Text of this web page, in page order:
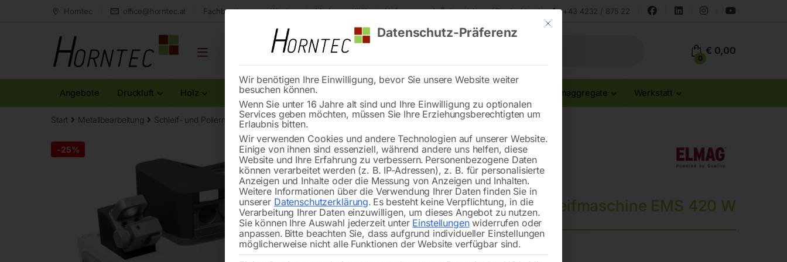
Horntec office@horntec.at Fachberatung aus Kärnten Markenqualität Lieferung nach Österreich und Deutschland +43 4232 / 875 22
0
€ 0,00
Angebote Druckluft Holz Metall Reinigung Stromaggregate Werkstatt
Start Metallbearbeitung Schleif- und Poliermaschinen Fräserschleifmaschine EMS 420 W
-25% 🔍
Fräserschleifmaschine EMS 420 W
Schleifbereich 4-20 mm
Mit diesem Button wird der Dialog geschlossen. Seine Funktionalität ist
Datenschutz-Präferenz
Wir benötigen Ihre Einwilligung, bevor Sie unsere Website weiter
besuchen können.
Wenn Sie unter 16 Jahre alt sind und Ihre Einwilligung zu optionalen
Services geben möchten, müssen Sie Ihre Erziehungsberechtigten um
Erlaubnis bitten.
Wir verwenden Cookies und andere Technologien auf unserer Website.
Einige von ihnen sind essenziell, während andere uns helfen, diese
Website und Ihre Erfahrung zu verbessern. Personenbezogene Daten
können verarbeitet werden (z. B. IP-Adressen), z. B. für personalisierte
Anzeigen und Inhalte oder die Messung von Anzeigen und Inhalten.
Weitere Informationen über die Verwendung Ihrer Daten finden Sie in
unserer Datenschutzerklärung. Es besteht keine Verpflichtung, in die
Verarbeitung Ihrer Daten einzuwilligen, um dieses Angebot zu nutzen.
Sie können Ihre Auswahl jederzeit unter Einstellungenwiderrufen oder
anpassen. Bitte beachten Sie, dass aufgrund individueller Einstellungen
möglicherweise nicht alle Funktionen der Website verfügbar sind.